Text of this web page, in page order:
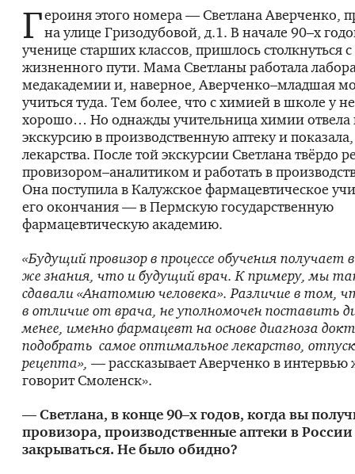
Героиня этого номера — Светлана Аверченко,
на улице Гризодубовой, д.1. В начале 90–х
ученице старших классов, пришлось столкнуться
жизненного пути. Мама Светланы работала
медакадемии и, наверное, Аверченко–младшая
учиться туда. Тем более, что с химией в школе у
хорошо… Но однажды учительница химии отвела
экскурсию в производст­венную аптеку и показала,
лекарства. После той экскурсии Светлана твёрдо
провизором–аналитиком и работать в
Она поступила в Калужское фармацевтическое
его окончания — в Пермскую государственную
фармацевтическую академию.
«Будущий провизор в процессе обучения получает
же знания, что и будущий врач. К примеру, мы
сдавали «Анатомию человека». Различие в том,
в отличие от врача, не уполномочен поставить
менее, именно фармацевт на основе диагноза
подобрать самое оптимальное лекарство,
рецепта», — рассказывает Аверченко в интервью
говорит Смоленск».
— Светлана, в конце 90–х годов, когда вы
провизора, производственные аптеки в
закрываться. Не было обидно?